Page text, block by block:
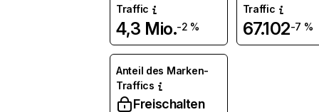
Traffic
4,3 Mio.-2 %
Traffic
67.102-7 %
Anteil des Marken-
Traffics
Freischalten